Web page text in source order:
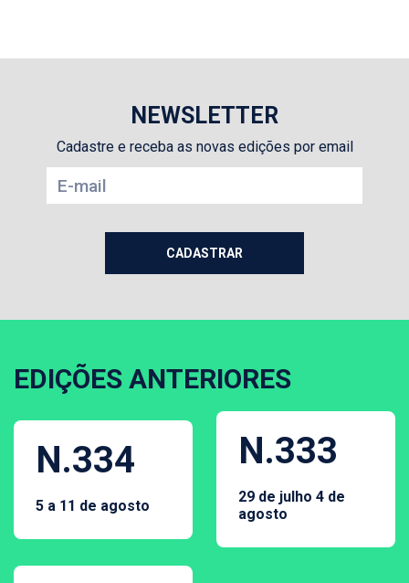
NEWSLETTER
Cadastre e receba as novas edições por email
EDIÇÕES ANTERIORES
N.334
5 a 11 de agosto
N.333
29 de julho 4 de
agosto